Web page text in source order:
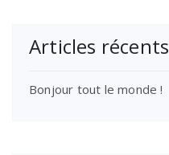
Articles récents
Bonjour tout le monde !